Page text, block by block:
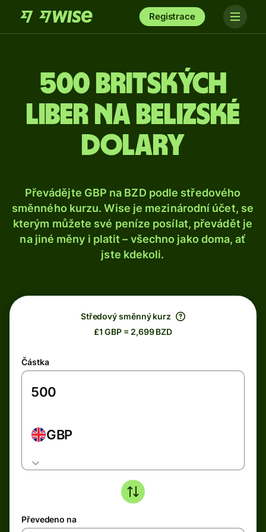
Registrace
500 britských
liber na belizské
dolary
Převádějte GBP na BZD podle středového
směnného kurzu. Wise je mezinárodní účet, se
kterým můžete své peníze posílat, převádět je
na jiné měny i platit – všechno jako doma, ať
jste kdekoli.
Středový směnný kurz
£1 GBP = 2,699 BZD
Částka
GBP
Převedeno na